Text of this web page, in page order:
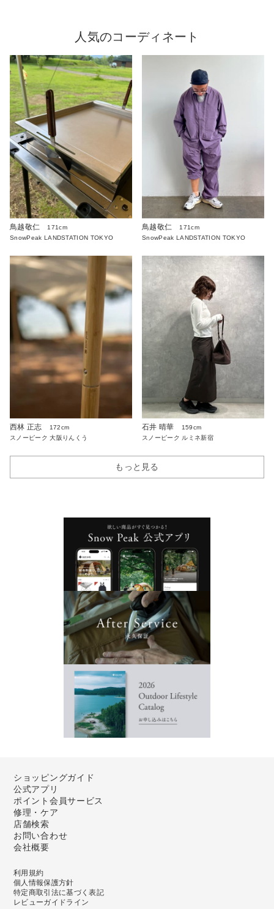
人気のコーディネート
鳥越敬仁
171cm
SnowPeak LANDSTATION TOKYO
鳥越敬仁
171cm
SnowPeak LANDSTATION TOKYO
西林 正志
172cm
スノーピーク 大阪りんくう
石井 晴華
159cm
スノーピーク ルミネ新宿
もっと見る
ショッピングガイド
公式アプリ
ポイント会員サービス
修理・ケア
店舗検索
お問い合わせ
会社概要
利用規約
個人情報保護方針
特定商取引法に基づく表記
レビューガイドライン